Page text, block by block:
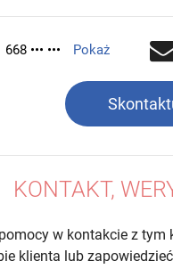
668 ••• ••• Pokaż
KONTAKT,
w kontakcie z tym
klienta lub